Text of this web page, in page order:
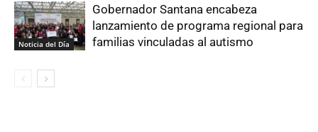
Noticia del Día
Gobernador Santana encabeza
lanzamiento de programa regional para
familias vinculadas al autismo